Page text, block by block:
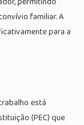
familiar. A
para a
está
(PEC) que